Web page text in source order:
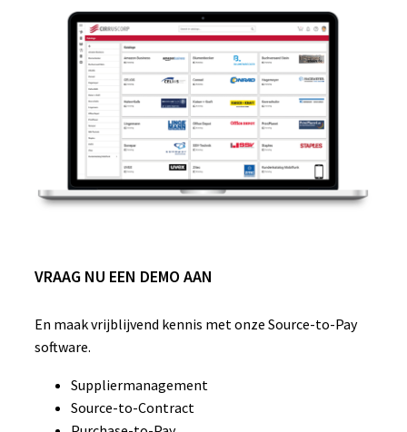
VRAAG NU EEN DEMO AAN
En maak vrijblijvend kennis met onze Source-to-Pay
software.
Suppliermanagement
Source-to-Contract